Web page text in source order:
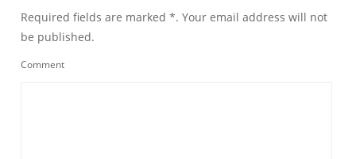
Required fields are marked *. Your email address will not
be published.
Comment